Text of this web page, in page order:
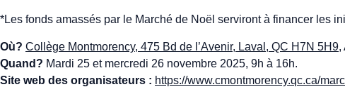
*Les fonds amassés par le Marché de Noël serviront à financer les
Où? Collège Montmorency, 475 Bd de l’Avenir, Laval, QC H7N 5H9,
Quand? Mardi 25 et mercredi 26 novembre 2025, 9h à 16h.
Site web des organisateurs : https://www.cmontmorency.qc.ca/